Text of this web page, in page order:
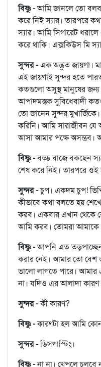
বিষ্ণু -আমি জানলে তো
করে নিই স্যার। তারপরে
স্যার। আমি সিগারেট
করে থাকি। এক্সকিউস মি
সুন্দর -এক অদ্ভুত জায়গা।
এই জায়গাই সুন্দর হতে
কতগুলো অসুস্থ মানুষের
আপাদমস্তক সুবিধেবাদী
তো জানেন সুন্দর
করিনি। আমি সারাজীবন যে
আসা আমার পক্ষে অসম্ভব।
বিষ্ণু -বড্ড বাজে বকছেন
শেষ করে নিই। তারপরে ওই
সুন্দর -চুপ। একদম চুপ!
কীভাবে কথা বলতে হয়
করব। একবার এখান থেকে
আমি করব। তোমরা আমাকে
বিষ্ণু -আপনি এত
করার নেই। আমার তো বেশ
ভালো লাগতে পারে। আমার
না। যদিও এর আলাদা
সুন্দর -কী কারণ?
বিষ্ণু -কারণটা হল আমি
সুন্দর -ডিসগাস্টিং।
বিষ্ণু -না না। খেপলে চলবে